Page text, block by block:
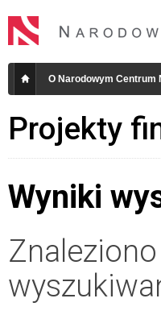
O Narodowym Centrum
Projekty
Wyniki